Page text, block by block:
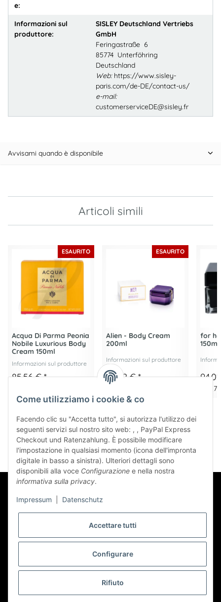
e:
Informazioni sul
produttore:
SISLEY Deutschland Vertriebs
GmbH
Feringastraße 6
85774 Unterföhring
Deutschland
Web:https://www.sisley-
paris.com/de-DE/contact-us/
e-mail:
customerserviceDE@sisley.fr
Avvisami quando è disponibile
Articoli simili
ESAURITO
Acqua Di Parma Peonia
Nobile Luxurious Body
Cream 150ml
Informazioni sul produttore
85,56 €*
ESAURITO
Alien - Body Cream
200ml
Informazioni sul produttore
92,82 €*
for
150ml
Newsletter Abbonarsi
* Tutti i prezzi sono comprensivi di IVA.più
Come utilizziamo i cookie & co
Facendo clic su "Accetta tutto", si autorizza l'utilizzo dei
seguenti servizi sul nostro sito web: , , PayPal Express
Checkout und Ratenzahlung. È possibile modificare
l'impostazione in qualsiasi momento (icona dell'impronta
digitale in basso a sinistra). Ulteriori dettagli sono
disponibili alla voce Configurazione e nella nostra
informativa sulla privacy.
Impressum Datenschutz
Accettare tutti
Configurare
Rifiuto